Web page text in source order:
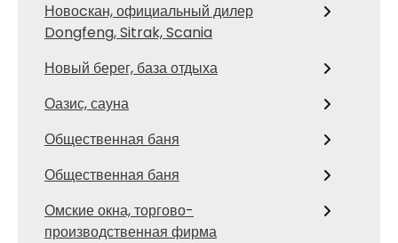
Новоcкан, официальный дилер
Dongfeng, Sitrak, Scania
Новый берег, база отдыха
Оазис, сауна
Общественная баня
Общественная баня
Омские окна, торгово-
производственная фирма